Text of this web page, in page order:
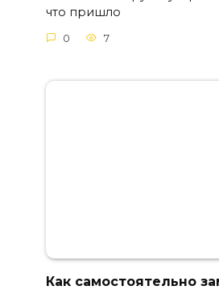
что пришло
0 7
Как самостоятельно